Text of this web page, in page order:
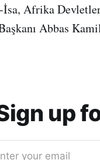
İsa, Afrika
Abbas
up
your email